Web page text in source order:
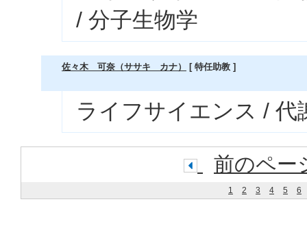
/ 分子生物学
佐々木 可奈（ササキ カナ） [ 特任助教 ]
ライフサイエンス / 代
前のペー
1 2 3 4 5 6